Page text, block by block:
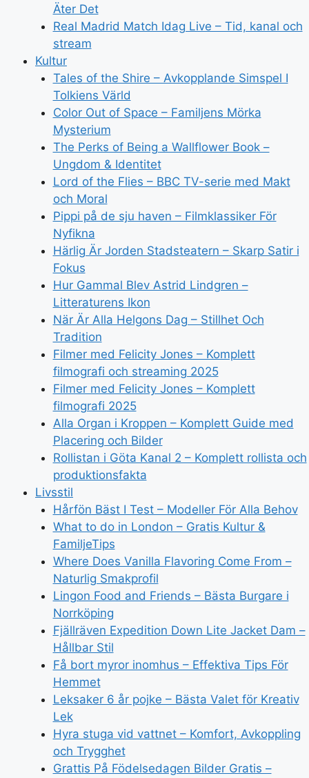
Äter Det
Real Madrid Match Idag Live – Tid, kanal och
stream
Kultur
Tales of the Shire – Avkopplande Simspel I
Tolkiens Värld
Color Out of Space – Familjens Mörka
Mysterium
The Perks of Being a Wallflower Book –
Ungdom & Identitet
Lord of the Flies – BBC TV-serie med Makt
och Moral
Pippi på de sju haven – Filmklassiker För
Nyfikna
Härlig Är Jorden Stadsteatern – Skarp Satir i
Fokus
Hur Gammal Blev Astrid Lindgren –
Litteraturens Ikon
När Är Alla Helgons Dag – Stillhet Och
Tradition
Filmer med Felicity Jones – Komplett
filmografi och streaming 2025
Filmer med Felicity Jones – Komplett
filmografi 2025
Alla Organ i Kroppen – Komplett Guide med
Placering och Bilder
Rollistan i Göta Kanal 2 – Komplett rollista och
produktionsfakta
Livsstil
Hårfön Bäst I Test – Modeller För Alla Behov
What to do in London – Gratis Kultur &
FamiljeTips
Where Does Vanilla Flavoring Come From –
Naturlig Smakprofil
Lingon Food and Friends – Bästa Burgare i
Norrköping
Fjällräven Expedition Down Lite Jacket Dam –
Hållbar Stil
Få bort myror inomhus – Effektiva Tips För
Hemmet
Leksaker 6 år pojke – Bästa Valet för Kreativ
Lek
Hyra stuga vid vattnet – Komfort, Avkoppling
och Trygghet
Grattis På Födelsedagen Bilder Gratis –